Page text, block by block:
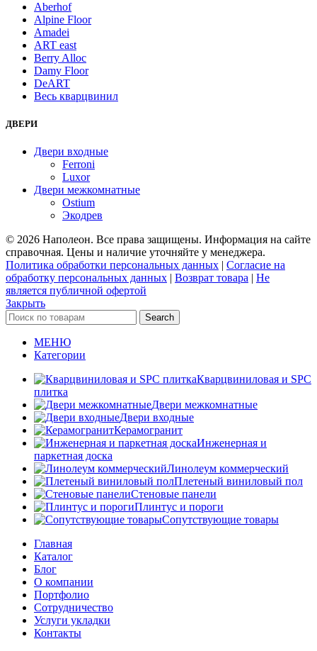
Aberhof
Alpine Floor
Amadei
ART east
Berry Alloc
Damy Floor
DeART
Весь кварцвинил
ДВЕРИ
Двери входные
Ferroni
Luxor
Двери межкомнатные
Ostium
Экодрев
© 2026 Наполеон. Все права защищены. Информация на сайте
справочная. Цены и наличие уточняйте у менеджера.
Политика обработки персональных данных | Согласие на
обработку персональных данных | Возврат товара | Не
является публичной офертой
Закрыть
Search
МЕНЮ
Категории
Кварцвиниловая и SPC
плитка
Двери межкомнатные
Двери входные
Керамогранит
Инженерная и
паркетная доска
Линолеум коммерческий
Плетеный виниловый пол
Стеновые панели
Плинтус и пороги
Сопутствующие товары
Главная
Каталог
Блог
О компании
Портфолио
Сотрудничество
Услуги укладки
Контакты